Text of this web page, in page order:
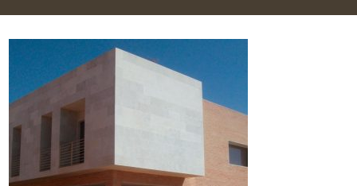
SERVICIOS
UN ARQUITECTO PARA TÍ
AUTOPROMOCIÓN A PRECIO DE COSTE
OBRA PÚBLICA
REFORMAS, REHABILITACIÓN Y OBRA NUEVA PRIVADA
BLOG